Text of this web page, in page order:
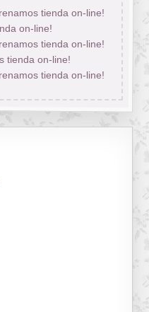
tienda on-line!
on-line!
tienda on-line!
tienda on-line!
tienda on-line!